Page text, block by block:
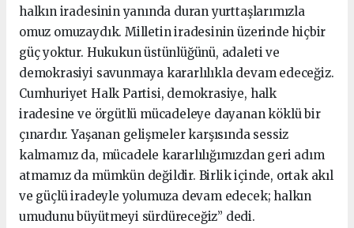
halkın iradesinin yanında duran yurttaşlarımızla
omuz omuzaydık. Milletin iradesinin üzerinde hiçbir
güç yoktur. Hukukun üstünlüğünü, adaleti ve
demokrasiyi savunmaya kararlılıkla devam edeceğiz.
Cumhuriyet Halk Partisi, demokrasiye, halk
iradesine ve örgütlü mücadeleye dayanan köklü bir
çınardır. Yaşanan gelişmeler karşısında sessiz
kalmamız da, mücadele kararlılığımızdan geri adım
atmamız da mümkün değildir. Birlik içinde, ortak akıl
ve güçlü iradeyle yolumuza devam edecek; halkın
umudunu büyütmeyi sürdüreceğiz” dedi.